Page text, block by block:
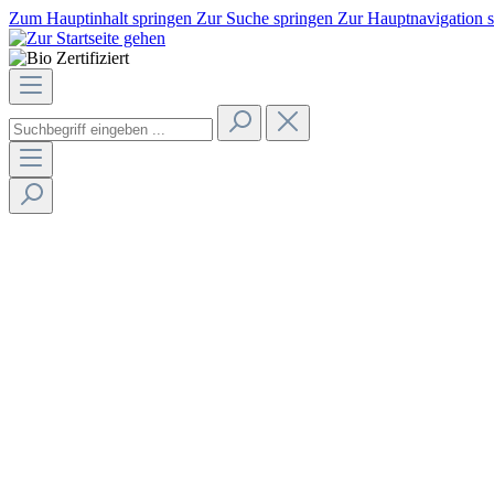
Zum Hauptinhalt springen Zur Suche springen Zur Hauptnavigation